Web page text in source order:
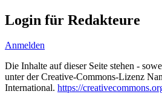
Login für Redakteure
Anmelden
Die Inhalte auf dieser Seite stehen -
unter der Creative-Commons-Lizenz
International. https://